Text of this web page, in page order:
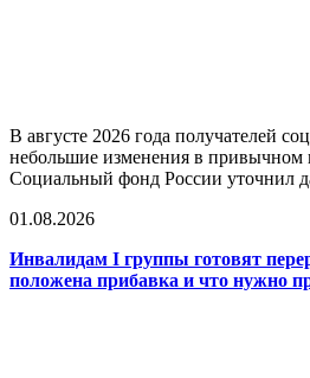
В августе 2026 года получателей
небольшие изменения в привычном
Социальный фонд России уточнил
01.08.2026
Инвалидам I группы готовят
положена прибавка и что нужно